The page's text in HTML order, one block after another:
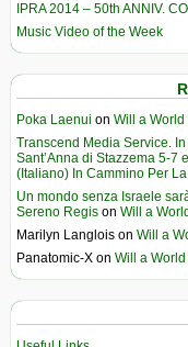
IPRA 2014 – 50th ANNIV.
Music Video of the Week
Poka Laenui on Will a
Transcend Media Service.
Sant’Anna di Stazzema 5-7
(Italiano) In Cammino Per
Un mondo senza Israele
Sereno Regis on Will a
Marilyn Langlois on Will a
Panatomic-X on Will a